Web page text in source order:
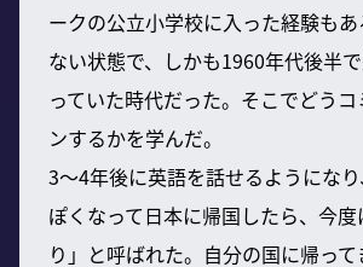
ークの公立小学校に入った経験も
ない状態で、しかも1960年代後半
っていた時代だった。そこでどう
ンするかを学んだ。
3〜4年後に英語を話せるようにな
ぽくなって日本に帰国したら、今
り」と呼ばれた。自分の国に帰っ